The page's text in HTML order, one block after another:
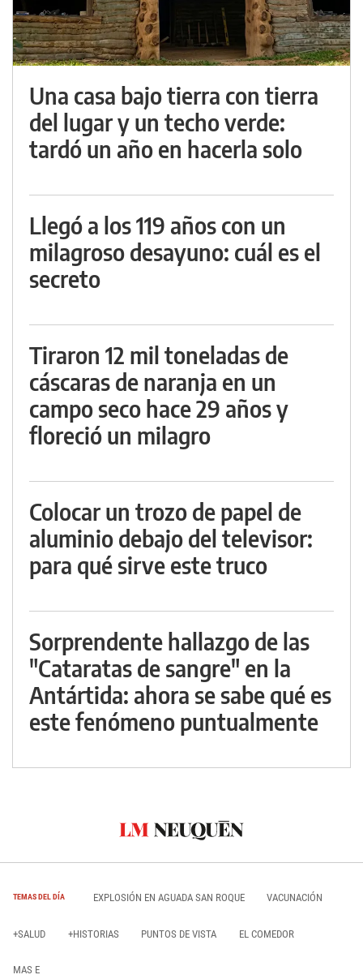
Una casa bajo tierra con tierra
del lugar y un techo verde:
tardó un año en hacerla solo
Llegó a los 119 años con un
milagroso desayuno: cuál es el
secreto
Tiraron 12 mil toneladas de
cáscaras de naranja en un
campo seco hace 29 años y
floreció un milagro
Colocar un trozo de papel de
aluminio debajo del televisor:
para qué sirve este truco
Sorprendente hallazgo de las
"Cataratas de sangre" en la
Antártida: ahora se sabe qué es
este fenómeno puntualmente
TEMAS DEL DÍA EXPLOSIÓN EN AGUADA SAN ROQUE VACUNACIÓN
+SALUD +HISTORIAS PUNTOS DE VISTA EL COMEDOR
MAS E